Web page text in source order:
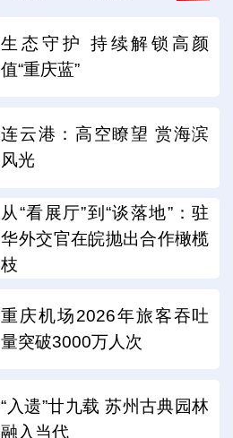
生态守护 持续解锁高颜
值“重庆蓝”
连云港：高空瞭望 赏海滨
风光
从“看展厅”到“谈落地”：驻
华外交官在皖抛出合作橄榄
枝
重庆机场2026年旅客吞吐
量突破3000万人次
“入遗”廿九载 苏州古典园林
融入当代